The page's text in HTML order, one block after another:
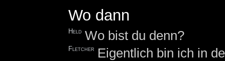
Wo dann
Held Wo bist du denn?
Fletcher
Eigentlich bin ich in